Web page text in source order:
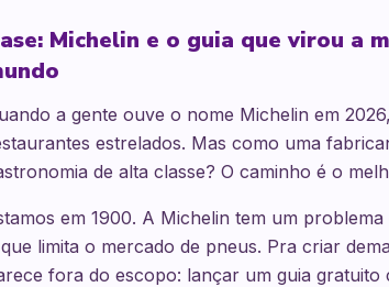
Michelin e o guia que virou a
a gente ouve o nome Michelin em
estrelados. Mas como uma
de alta classe? O caminho é o
em 1900. A Michelin tem um
limita o mercado de pneus. Pra criar
fora do escopo: lançar um guia gratuito